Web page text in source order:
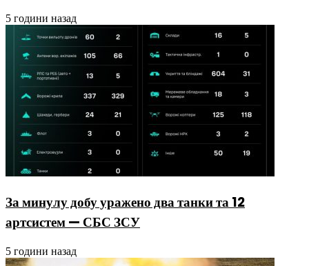
5 години назад
За минулу добу уражено два танки та 12
артсистем — СБС ЗСУ
5 години назад